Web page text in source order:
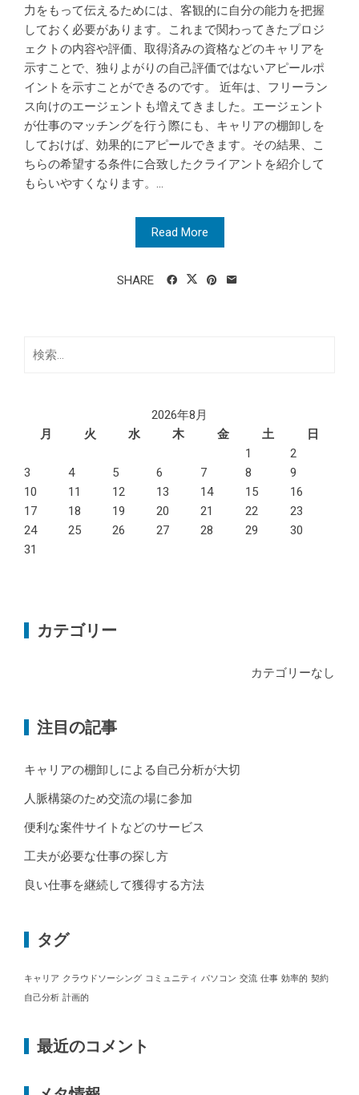
力をもって伝えるためには、客観的に自分の能力を把握
しておく必要があります。これまで関わってきたプロジ
ェクトの内容や評価、取得済みの資格などのキャリアを
示すことで、独りよがりの自己評価ではないアピールポ
イントを示すことができるのです。 近年は、フリーラン
ス向けのエージェントも増えてきました。エージェント
が仕事のマッチングを行う際にも、キャリアの棚卸しを
しておけば、効果的にアピールできます。その結果、こ
ちらの希望する条件に合致したクライアントを紹介して
もらいやすくなります。...
Read More
SHARE
索:
2026年8月
月
火 水 木 金 土
日
1
2
3
4 5 6 7 8
9
10
11 12 13 14 15
16
17
18 19 20 21 22
23
24
25 26 27 28 29
30
31
カテゴリー
カテゴリーなし
注目の記事
キャリアの棚卸しによる自己分析が大切
人脈構築のため交流の場に参加
便利な案件サイトなどのサービス
工夫が必要な仕事の探し方
良い仕事を継続して獲得する方法
タグ
キャリア クラウドソーシング コミュニティ パソコン 交流 仕事 効率的 契約
自己分析 計画的
最近のコメント